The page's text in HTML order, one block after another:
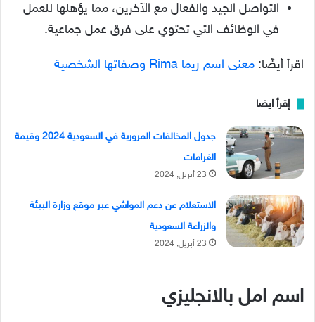
التواصل الجيد والفعال مع الآخرين، مما يؤهلها للعمل
في الوظائف التي تحتوي على فرق عمل جماعية.
اقرأ أيضًا: معنى اسم ريما Rima وصفاتها الشخصية
إقرأ ايضا
جدول المخالفات المرورية في السعودية 2024 وقيمة
الغرامات
23 أبريل, 2024
الاستعلام عن دعم المواشي عبر موقع وزارة البيئة
والزراعة السعودية
23 أبريل, 2024
اسم امل بالانجليزي